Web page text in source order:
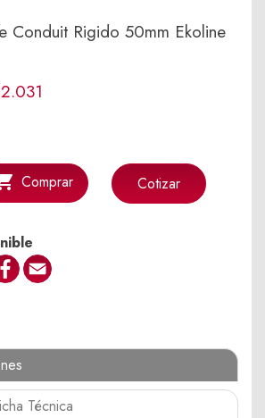
Conduit Rigido 50mm Ekoline
Comprar Cotizar
Facebook
Técnica